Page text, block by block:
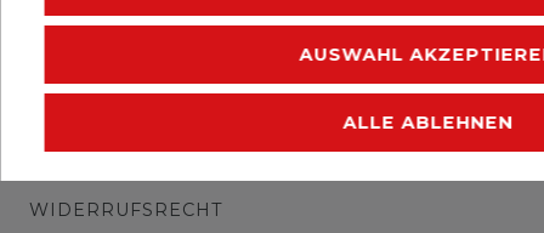
IMPRESSUM
WIDERRUFSRECHT
AUSWAHL
ALLE ABLEHNEN